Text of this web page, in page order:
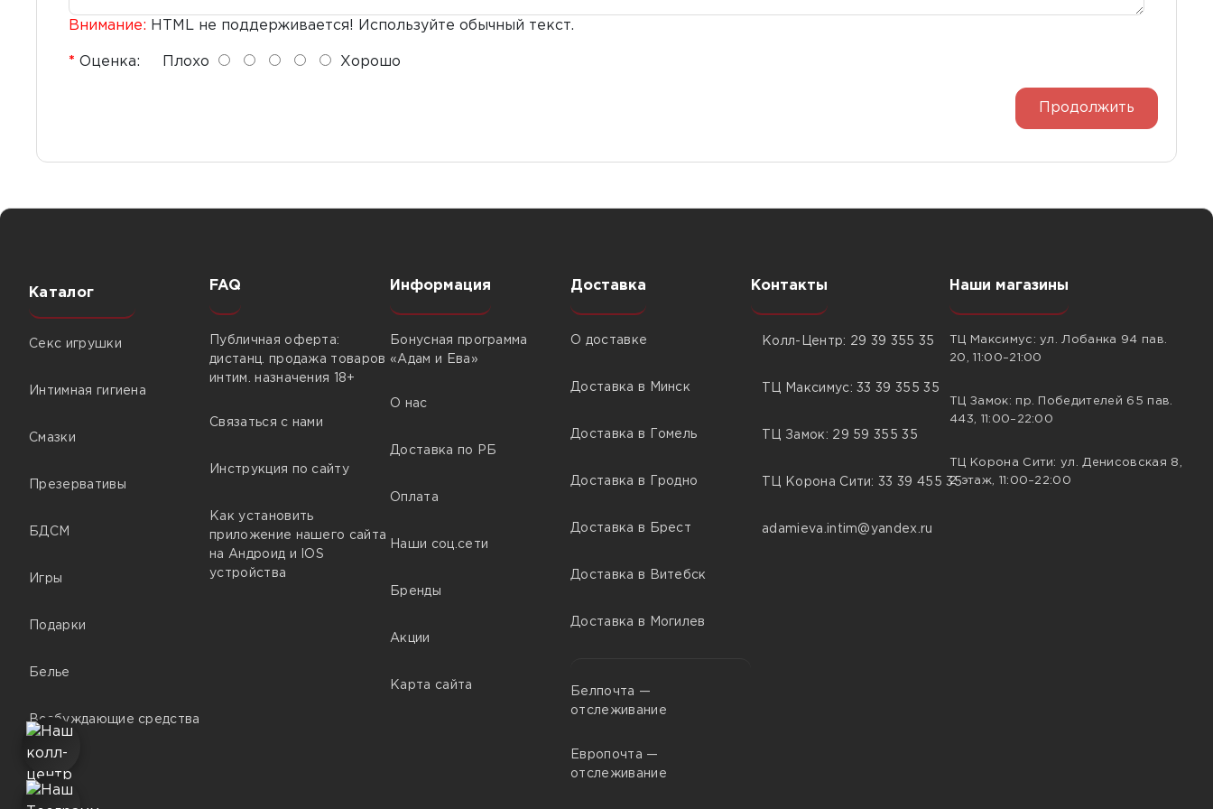
Внимание: HTML не поддерживается! Используйте обычный текст.
Оценка: Плохо Хорошо
Продолжить
Каталог
Секс игрушки
Интимная гигиена
Смазки
Презервативы
БДСМ
Игры
Подарки
Белье
Возбуждающие средства
FAQ
Публичная оферта:
дистанц. продажа товаров
интим. назначения 18+
Связаться с нами
Инструкция по сайту
Как установить
приложение нашего сайта
на Андроид и IOS
устройства
Информация
Бонусная программа
«Адам и Ева»
О нас
Доставка по РБ
Оплата
Наши соц.сети
Бренды
Акции
Карта сайта
Доставка
О доставке
Доставка в Минск
Доставка в Гомель
Доставка в Гродно
Доставка в Брест
Доставка в Витебск
Доставка в Могилев
Белпочта —
отслеживание
Европочта —
отслеживание
Контакты
Колл-Центр: 29 39 355 35
ТЦ Максимус: 33 39 355 35
ТЦ Замок: 29 59 355 35
ТЦ Корона Сити: 33 39 455 35
adamieva.intim@yandex.ru
Наши магазины
ТЦ Максимус: ул. Лобанка 94 пав.
20, 11:00–21:00
ТЦ Замок: пр. Победителей 65 пав.
443, 11:00–22:00
ТЦ Корона Сити: ул. Денисовская 8,
2 этаж, 11:00–22:00